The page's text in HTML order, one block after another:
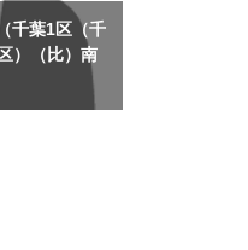
千葉1区（千
）（比）南